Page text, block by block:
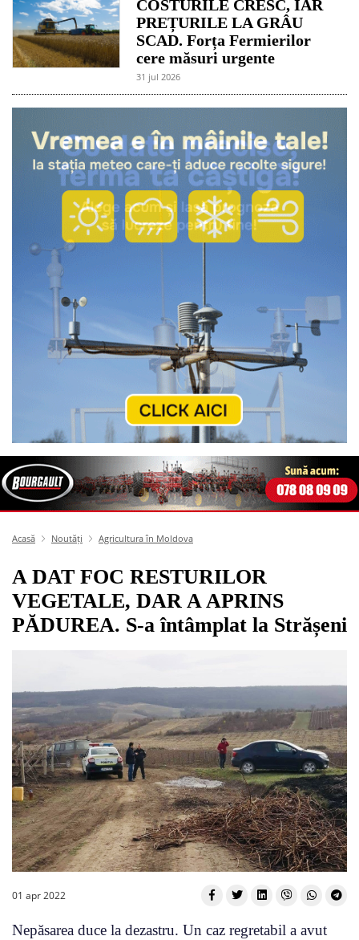
COSTURILE CRESC, IAR
PREȚURILE LA GRÂU
SCAD. Forța Fermierilor
cere măsuri urgente
31 jul 2026
Acasă Noutăți Agricultura în Moldova
A DAT FOC RESTURILOR
VEGETALE, DAR A APRINS
PĂDUREA. S-a întâmplat la Strășeni
01 apr 2022
Nepăsarea duce la dezastru. Un caz regretabil a avut